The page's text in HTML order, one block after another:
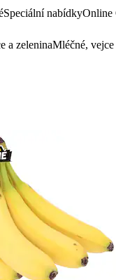
Speciální nabídkyOnline
a zeleninaMléčné,